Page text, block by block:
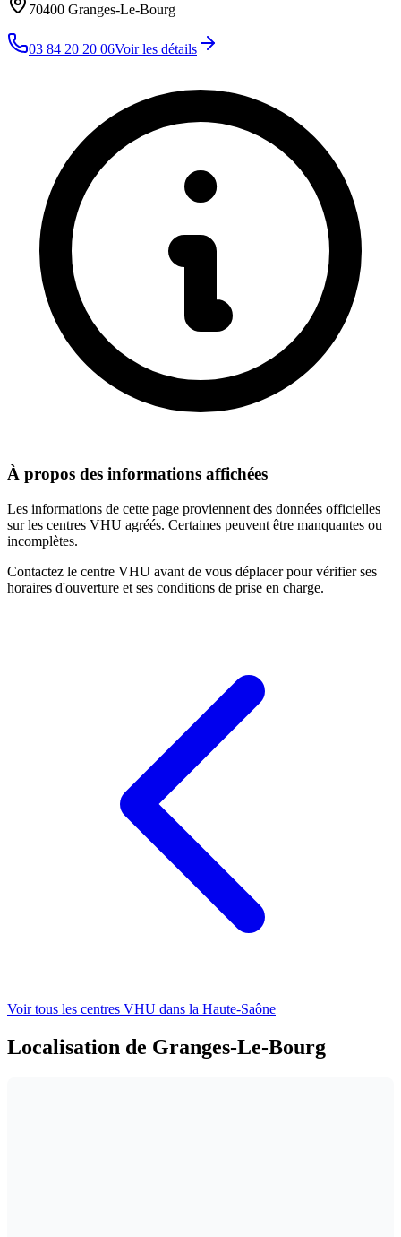
70400 Granges-Le-Bourg
03 84 20 20 06Voir les détails
À propos des informations affichées
Les informations de cette page proviennent des données officielles
sur les centres VHU agréés. Certaines peuvent être manquantes ou
incomplètes.
Contactez le centre VHU avant de vous déplacer pour vérifier ses
horaires d'ouverture et ses conditions de prise en charge.
Voir tous les centres VHU dans la Haute-Saône
Localisation de Granges-Le-Bourg